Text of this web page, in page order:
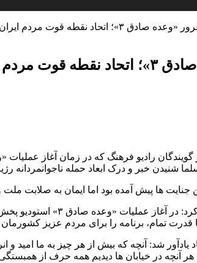
اتحاد نقطه قوت مردم ایران است
ایران است
جنایت ها پیش آمده بود اما ایمان به صلابت
این گوینده با اشاره
تمام، برنامه را برای مردم عزیز کشورمان
یادآور شد: آنچه که بیش از هر چیز به ما
هر آنچه در خیابان ها دیدیم همه حرف از